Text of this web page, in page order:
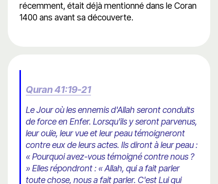
récemment, était déjà mentionné dans le Coran
1400 ans avant sa découverte.
Quran 41:19-21
Le Jour où les ennemis d'Allah seront conduits
de force en Enfer. Lorsqu'ils y seront parvenus,
leur ouïe, leur vue et leur peau témoigneront
contre eux de leurs actes. Ils diront à leur peau :
« Pourquoi avez-vous témoigné contre nous ?
» Elles répondront : « Allah, qui a fait parler
toute chose, nous a fait parler. C'est Lui qui